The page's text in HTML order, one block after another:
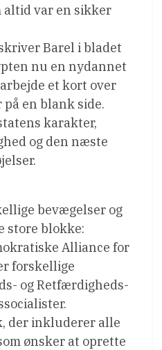
altid var en sikker
Barel i bladet
nu en nydannet
et kort over
en blank side.
karakter,
og den næste
bevægelser og
store blokke:
Alliance for
forskellige
og Retfærdigheds-
der inkluderer alle
ønsker at oprette